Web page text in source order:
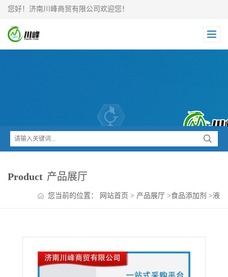
您好！济南川峰商贸有限公司欢迎您！
Product 产品展厅
您当前的位置： 网站首页 > 产品展厅 >食品添加剂 >液